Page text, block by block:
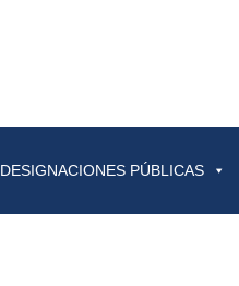
DESIGNACIONES PÚBLICAS